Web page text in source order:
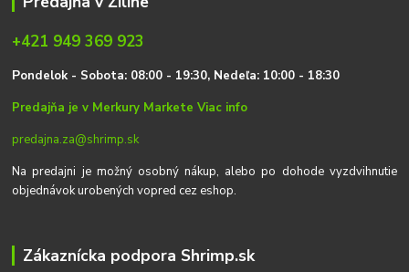
+421 949 369 923
Pondelok - Sobota: 08:00 - 19:30, Nedeľa: 10:00 - 18:30
Predajňa je v Merkury MarketeViac info
predajna.za@shrimp.sk
Na predajni je možný osobný nákup, alebo po dohode vyzdvihnutie
objednávok urobených vopred cez eshop.
Zákaznícka podpora Shrimp.sk